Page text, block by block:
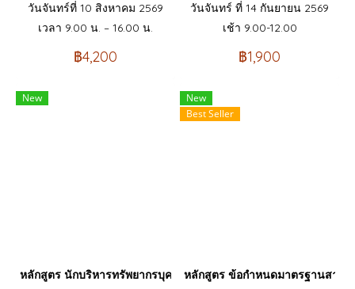
วันจันทร์ที่ 10 สิงหาคม 2569
เวลา 9.00 น. – 16.00 น.
฿4,200
วันจันทร์ ที่ 14 กันยายน 2569
เช้า 9.00-12.00
฿1,900
New
หลักสูตร นักบริหารทรัพยากรบุคคลมือใหม่ (HR New Comer)
New
Best Seller
หลักสูตร ข้อกำหนดมาตรฐานสากล